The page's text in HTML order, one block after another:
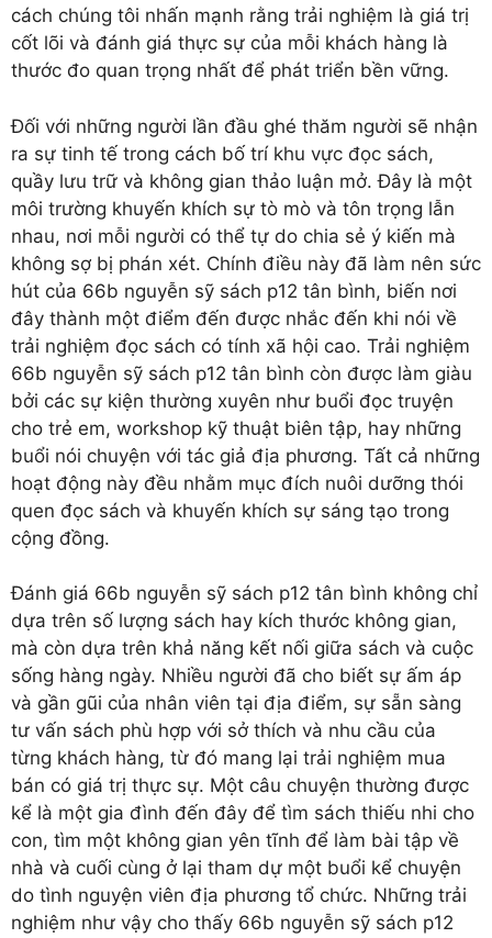
cách chúng tôi nhấn mạnh rằng trải nghiệm là giá trị
cốt lõi và đánh giá thực sự của mỗi khách hàng là
thước đo quan trọng nhất để phát triển bền vững.
Đối với những người lần đầu ghé thăm người sẽ nhận
ra sự tinh tế trong cách bố trí khu vực đọc sách,
quầy lưu trữ và không gian thảo luận mở. Đây là một
môi trường khuyến khích sự tò mò và tôn trọng lẫn
nhau, nơi mỗi người có thể tự do chia sẻ ý kiến mà
không sợ bị phán xét. Chính điều này đã làm nên sức
hút của 66b nguyễn sỹ sách p12 tân bình, biến nơi
đây thành một điểm đến được nhắc đến khi nói về
trải nghiệm đọc sách có tính xã hội cao. Trải nghiệm
66b nguyễn sỹ sách p12 tân bình còn được làm giàu
bởi các sự kiện thường xuyên như buổi đọc truyện
cho trẻ em, workshop kỹ thuật biên tập, hay những
buổi nói chuyện với tác giả địa phương. Tất cả những
hoạt động này đều nhằm mục đích nuôi dưỡng thói
quen đọc sách và khuyến khích sự sáng tạo trong
cộng đồng.
Đánh giá 66b nguyễn sỹ sách p12 tân bình không chỉ
dựa trên số lượng sách hay kích thước không gian,
mà còn dựa trên khả năng kết nối giữa sách và cuộc
sống hàng ngày. Nhiều người đã cho biết sự ấm áp
và gần gũi của nhân viên tại địa điểm, sự sẵn sàng
tư vấn sách phù hợp với sở thích và nhu cầu của
từng khách hàng, từ đó mang lại trải nghiệm mua
bán có giá trị thực sự. Một câu chuyện thường được
kể là một gia đình đến đây để tìm sách thiếu nhi cho
con, tìm một không gian yên tĩnh để làm bài tập về
nhà và cuối cùng ở lại tham dự một buổi kể chuyện
do tình nguyện viên địa phương tổ chức. Những trải
nghiệm như vậy cho thấy 66b nguyễn sỹ sách p12